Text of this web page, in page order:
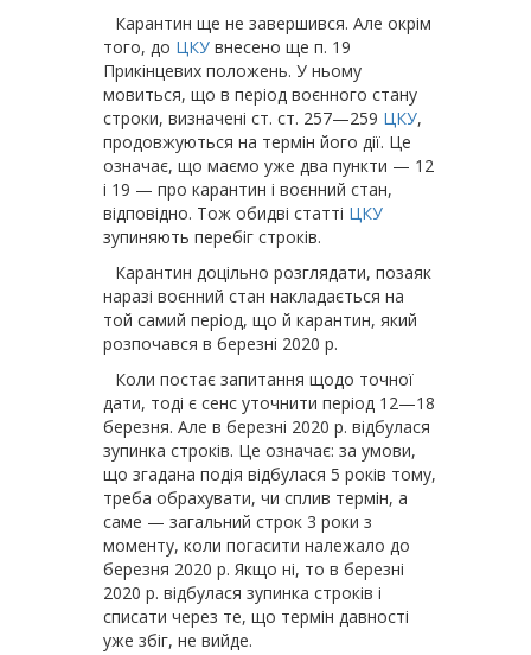
Карантин ще не завершився. Але окрім
того, до ЦКУ внесено ще п. 19
Прикінцевих положень. У ньому
мовиться, що в період воєнного стану
строки, визначені ст. ст. 257—259 ЦКУ,
продовжуються на термін його дії. Це
означає, що маємо уже два пункти — 12
і 19 — про карантин і воєнний стан,
відповідно. Тож обидві статті ЦКУ
зупиняють перебіг строків.
Карантин доцільно розглядати, позаяк
наразі воєнний стан накладається на
той самий період, що й карантин, який
розпочався в березні 2020 р.
Коли постає запитання щодо точної
дати, тоді є сенс уточнити період 12—18
березня. Але в березні 2020 р. відбулася
зупинка строків. Це означає: за умови,
що згадана подія відбулася 5 років тому,
треба обрахувати, чи сплив термін, а
саме — загальний строк 3 роки з
моменту, коли погасити належало до
березня 2020 р. Якщо ні, то в березні
2020 р. відбулася зупинка строків і
списати через те, що термін давності
уже збіг, не вийде.